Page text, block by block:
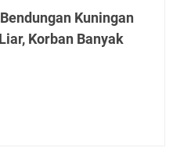
Kuningan
Korban Banyak